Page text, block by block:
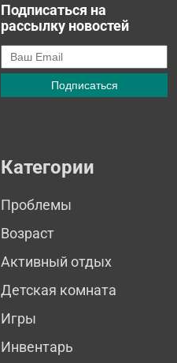
Подписаться на
рассылку новостей
Категории
Проблемы
Возраст
Активный отдых
Детская комната
Игры
Инвентарь